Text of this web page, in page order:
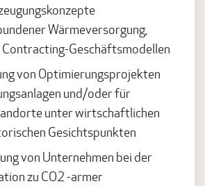
Wärmeversorgung,
Contracting-Geschäftsmodellen
von Optimierungsprojekten
und/oder für
unter wirtschaftlichen
Gesichtspunkten
von Unternehmen bei der
zu CO2 -armer